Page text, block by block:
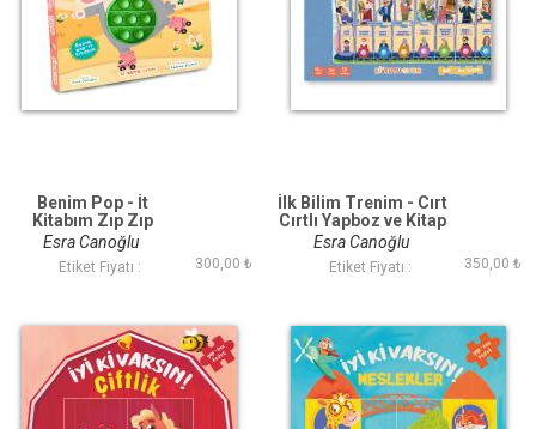
Benim Pop - İt
Kitabım Zıp Zıp
Tavşan (Tak Çıkar)
Esra Canoğlu
Etiket Fiyatı : 300,00 ₺
İlk Bilim Trenim - Cırt
Cırtlı Yapboz ve Kitap
Seti
Esra Canoğlu
Etiket Fiyatı : 350,00 ₺